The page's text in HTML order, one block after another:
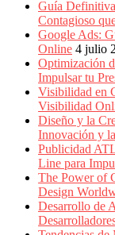
Guía
Contagioso
Google Ads:
Online 4 julio
Optimización
Impulsar tu
Visibilidad en
Visibilidad
Diseño y la
Innovación y
Publicidad
Line para
The Power of
Design
Desarrollo de